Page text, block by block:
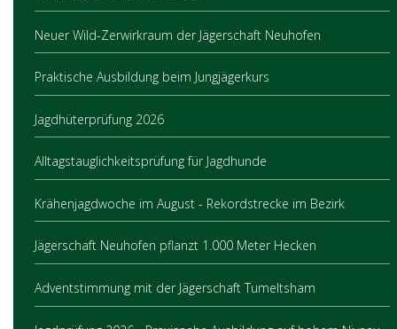
Neuer Wild-Zerwirkraum der Jägerschaft Neuhofen
Praktische Ausbildung beim Jungjägerkurs
Jagdhüterprüfung 2026
Alltagstauglichkeitsprüfung für Jagdhunde
Krähenjagdwoche im August - Rekordstrecke im Bezirk
Jägerschaft Neuhofen pflanzt 1.000 Meter Hecken
Adventstimmung mit der Jägerschaft Tumeltsham